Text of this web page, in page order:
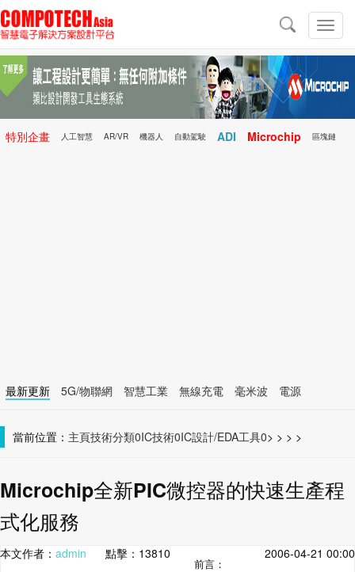
切
換
導
導
航
特別企畫 人工智慧 AR/VR 機器人 自動駕駛 ADI Microchip 區塊鏈
最新更新 5G/物聯網 智慧工業 無線充電 毫米波
電源
當前位置： 主頁 >
技術分類0 >
IC技術0 >
IC設計/EDA工具0 >
Microchip全新PIC微控器的快速生產程
式化服務
本文作者： admin 點擊： 13810 2006-04-21 00:00
前言：